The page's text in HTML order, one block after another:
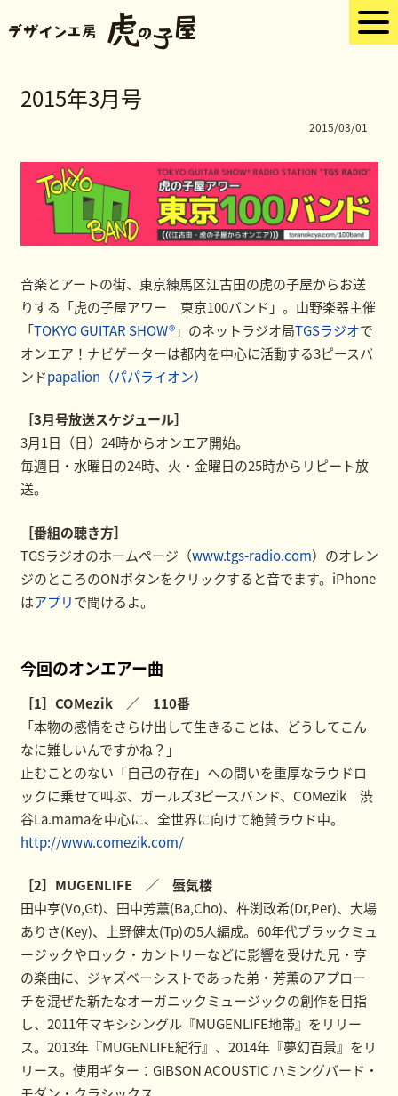
2015年3月号
2015/03/01
音楽とアートの街、東京練馬区江古田の虎の子屋からお送
りする「虎の子屋アワー 東京100バンド」。山野楽器主催
「TOKYO GUITAR SHOW®」のネットラジオ局TGSラジオで
オンエア！ナビゲーターは都内を中心に活動する3ピースバ
ンドpapalion（パパライオン）
［3月号放送スケジュール］
3月1日（日）24時からオンエア開始。
毎週日・水曜日の24時、火・金曜日の25時からリピート放
送。
［番組の聴き方］
TGSラジオのホームページ（www.tgs-radio.com）のオレン
ジのところのONボタンをクリックすると音でます。iPhone
はアプリで聞けるよ。
今回のオンエアー曲
［1］COMezik ／ 110番
「本物の感情をさらけ出して生きることは、どうしてこん
なに難しいんですかね？」
止むことのない「自己の存在」への問いを重厚なラウドロ
ックに乗せて叫ぶ、ガールズ3ピースバンド、COMezik 渋
谷La.mamaを中心に、全世界に向けて絶賛ラウド中。
http://www.comezik.com/
［2］MUGENLIFE ／ 蜃気楼
田中亨(Vo,Gt)、田中芳薫(Ba,Cho)、杵渕政希(Dr,Per)、大場
ありさ(Key)、上野健太(Tp)の5人編成。60年代ブラックミュ
ージックやロック・カントリーなどに影響を受けた兄・亨
の楽曲に、ジャズベーシストであった弟・芳薫のアプロー
チを混ぜた新たなオーガニックミュージックの創作を目指
し、2011年マキシシングル『MUGENLIFE地帯』をリリー
ス。2013年『MUGENLIFE紀行』、2014年『夢幻百景』をリ
リース。使用ギター：GIBSON ACOUSTIC ハミングバード・